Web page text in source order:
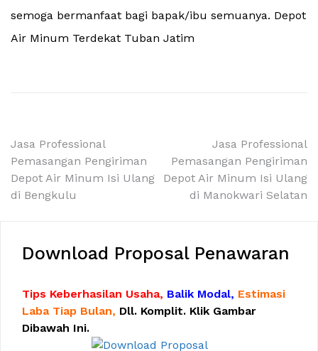
semoga bermanfaat bagi bapak/ibu semuanya. Depot
Air Minum Terdekat Tuban Jatim
Navigasi
pos
Jasa Professional
Pemasangan Pengiriman
Depot Air Minum Isi Ulang
di Bengkulu
Jasa Professional
Pemasangan Pengiriman
Depot Air Minum Isi Ulang
di Manokwari Selatan
Download Proposal Penawaran
Tips Keberhasilan Usaha, Balik Modal, Estimasi
Laba Tiap Bulan, Dll. Komplit. Klik Gambar
Dibawah Ini.